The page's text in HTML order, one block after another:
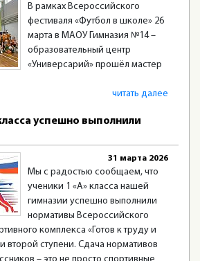
В рамках Всероссийского
фестиваля «Футбол в школе» 26
марта в МАОУ Гимназия №14 –
образовательный центр
«Универсарий» прошёл мастер
читать далее
успешно выполнили
31 марта 2026
Мы с радостью сообщаем, что
ученики 1 «А» класса нашей
гимназии успешно выполнили
нормативы Всероссийского
комплекса «Готов к труду и
второй ступени. Сдача нормативов